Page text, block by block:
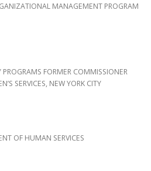
MANAGEMENT PROGRAM
PROGRAMS FORMER COMMISSIONER
SERVICES, NEW YORK CITY
OF HUMAN SERVICES